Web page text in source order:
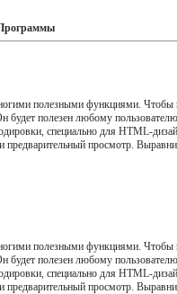
полезными функциями. Чтобы
полезен любому
специально для HTML-
просмотр.
полезными функциями. Чтобы
полезен любому
специально для HTML-
просмотр.